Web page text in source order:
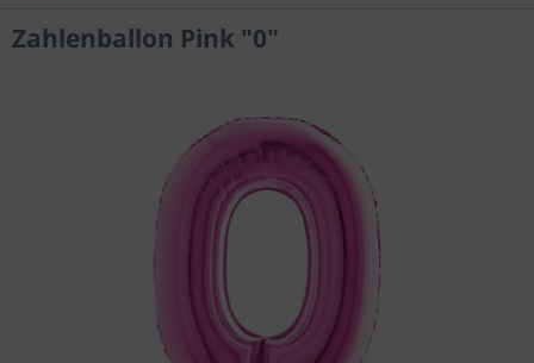
Zahlenballon Pink "0"